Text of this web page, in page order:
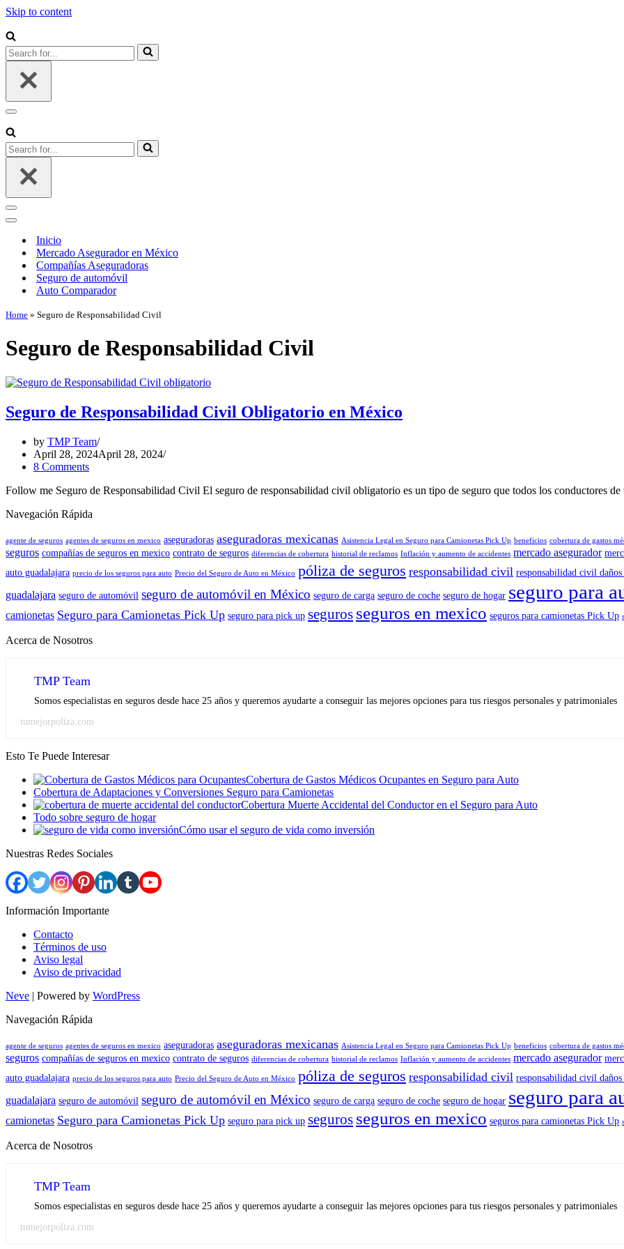
Skip to content
Search
for...
Navigation
Menu
Search
for...
Navigation
Menu
Navigation
Inicio
Mercado Asegurador en México
Compañías Aseguradoras
Seguro de automóvil
Auto Comparador
Home » Seguro de Responsabilidad Civil
Seguro de Responsabilidad Civil
Seguro de Responsabilidad Civil Obligatorio en México
by TMP Team
April 28, 2024April 28, 2024
8 Comments
Follow me Seguro de Responsabilidad Civil El seguro de responsabilidad civil obligatorio es un tipo de seguro que todos los conductores
Navegación Rápida
agente de seguros agentes de seguros en mexico aseguradoras aseguradoras mexicanas Asistencia Legal en Seguro para Camionetas Pick Up beneficios cobertura de gastos
seguros compañías de seguros en mexico contrato de seguros diferencias de cobertura historial de reclamos Inflación y aumento de accidentes mercado asegurador
auto guadalajara precio de los seguros para auto Precio del Seguro de Auto en México póliza de seguros responsabilidad civil responsabilidad civil daños
guadalajara seguro de automóvil seguro de automóvil en México seguro de carga seguro de coche seguro de hogar seguro para
camionetas Seguro para Camionetas Pick Up seguro para pick up seguros seguros en mexico seguros para camionetas Pick Up
Acerca de Nosotros
TMP Team
Somos especialistas en seguros desde hace 25 años y queremos ayudarte a conseguir las mejores opciones para tus riesgos personales y patrimoniales
tumejorpoliza.com
Esto Te Puede Interesar
Cobertura de Gastos Médicos Ocupantes en Seguro para Auto
Cobertura de Adaptaciones y Conversiones Seguro para Camionetas
Cobertura Muerte Accidental del Conductor en el Seguro para Auto
Todo sobre seguro de hogar
Cómo usar el seguro de vida como inversión
Nuestras Redes Sociales
Información Importante
Contacto
Términos de uso
Aviso legal
Aviso de privacidad
Neve | Powered by WordPress
Navegación Rápida
agente de seguros agentes de seguros en mexico aseguradoras aseguradoras mexicanas Asistencia Legal en Seguro para Camionetas Pick Up beneficios cobertura de gastos
seguros compañías de seguros en mexico contrato de seguros diferencias de cobertura historial de reclamos Inflación y aumento de accidentes mercado asegurador
auto guadalajara precio de los seguros para auto Precio del Seguro de Auto en México póliza de seguros responsabilidad civil responsabilidad civil daños
guadalajara seguro de automóvil seguro de automóvil en México seguro de carga seguro de coche seguro de hogar seguro para
camionetas Seguro para Camionetas Pick Up seguro para pick up seguros seguros en mexico seguros para camionetas Pick Up
Acerca de Nosotros
TMP Team
Somos especialistas en seguros desde hace 25 años y queremos ayudarte a conseguir las mejores opciones para tus riesgos personales y patrimoniales
tumejorpoliza.com